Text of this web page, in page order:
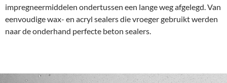
impregneermiddelen ondertussen een lange weg afgelegd. Van
eenvoudige wax- en acryl sealers die vroeger gebruikt werden
naar de onderhand perfecte beton sealers.